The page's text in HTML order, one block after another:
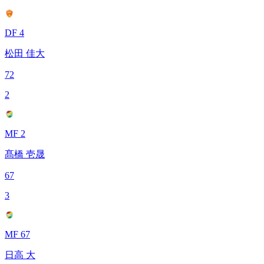
DF 4
松田 佳大
72
2
MF 2
髙橋 壱晟
67
3
MF 67
日高 大